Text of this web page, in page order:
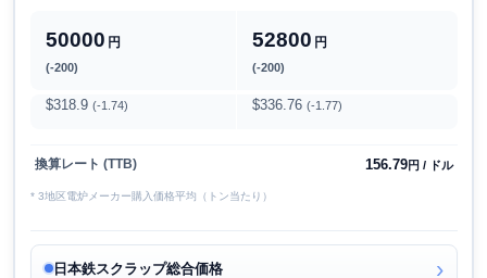
50000 円
(-200)
52800 円
(-200)
$318.9 (-1.74) $336.76 (-1.77)
換算レート (TTB) 156.79円 / ドル
* 3地区電炉メーカー購入価格平均（トン当たり）
日本鉄スクラップ総合価格